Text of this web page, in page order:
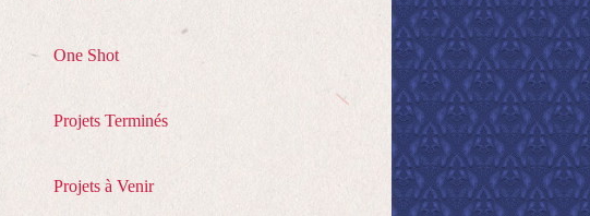
One Shot
Projets Terminés
Projets à Venir